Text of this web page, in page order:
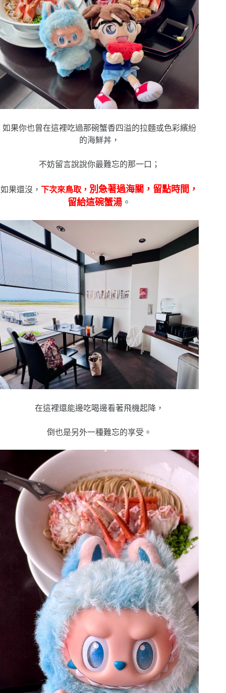
如果你也曾在這裡吃過那碗蟹香四溢的拉麵或色彩繽紛
的海鮮丼，
不妨留言說說你最難忘的那一口；
如果還沒， 下次來鳥取， 別急著過海關，留點時間，
留給這碗蟹湯 。
在這裡還能邊吃喝邊看著飛機起降，
倒也是另外一種難忘的享受。